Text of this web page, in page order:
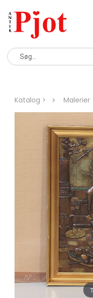
Katalog > Malerier